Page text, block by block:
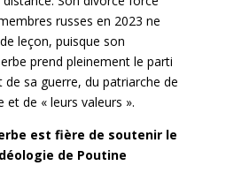
russes en 2023 ne
leçon, puisque son
prend pleinement le parti
sa guerre, du patriarche de
et de « leurs valeurs ».
est fière de soutenir le
de Poutine